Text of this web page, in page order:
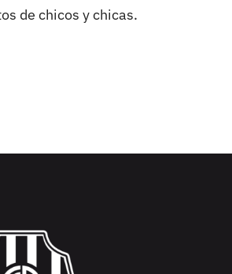
de chicos y chicas.